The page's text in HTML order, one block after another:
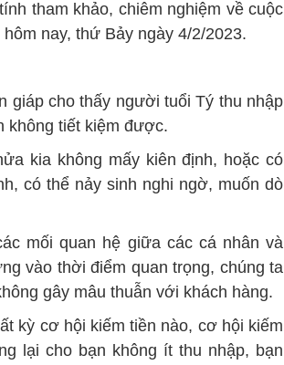
tham khảo, chiêm nghiệm về cuộc
nay, thứ Bảy ngày 4/2/2023.
giáp cho thấy người tuổi Tý thu nhập
không tiết kiệm được.
kia không mấy kiên định, hoặc có
có thể nảy sinh nghi ngờ, muốn dò
mối quan hệ giữa các cá nhân và
vào thời điểm quan trọng, chúng ta
gây mâu thuẫn với khách hàng.
kỳ cơ hội kiếm tiền nào, cơ hội kiếm
lại cho bạn không ít thu nhập, bạn